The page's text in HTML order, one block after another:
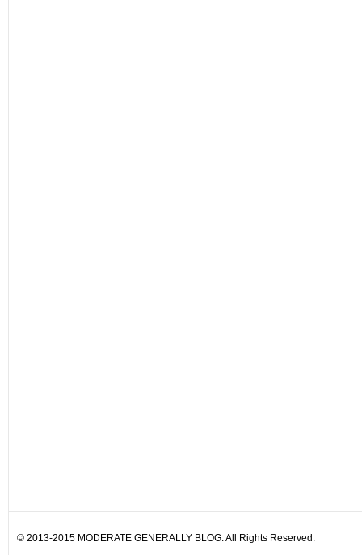
© 2013-2015 MODERATE GENERALLY BLOG. All Rights Reserved.